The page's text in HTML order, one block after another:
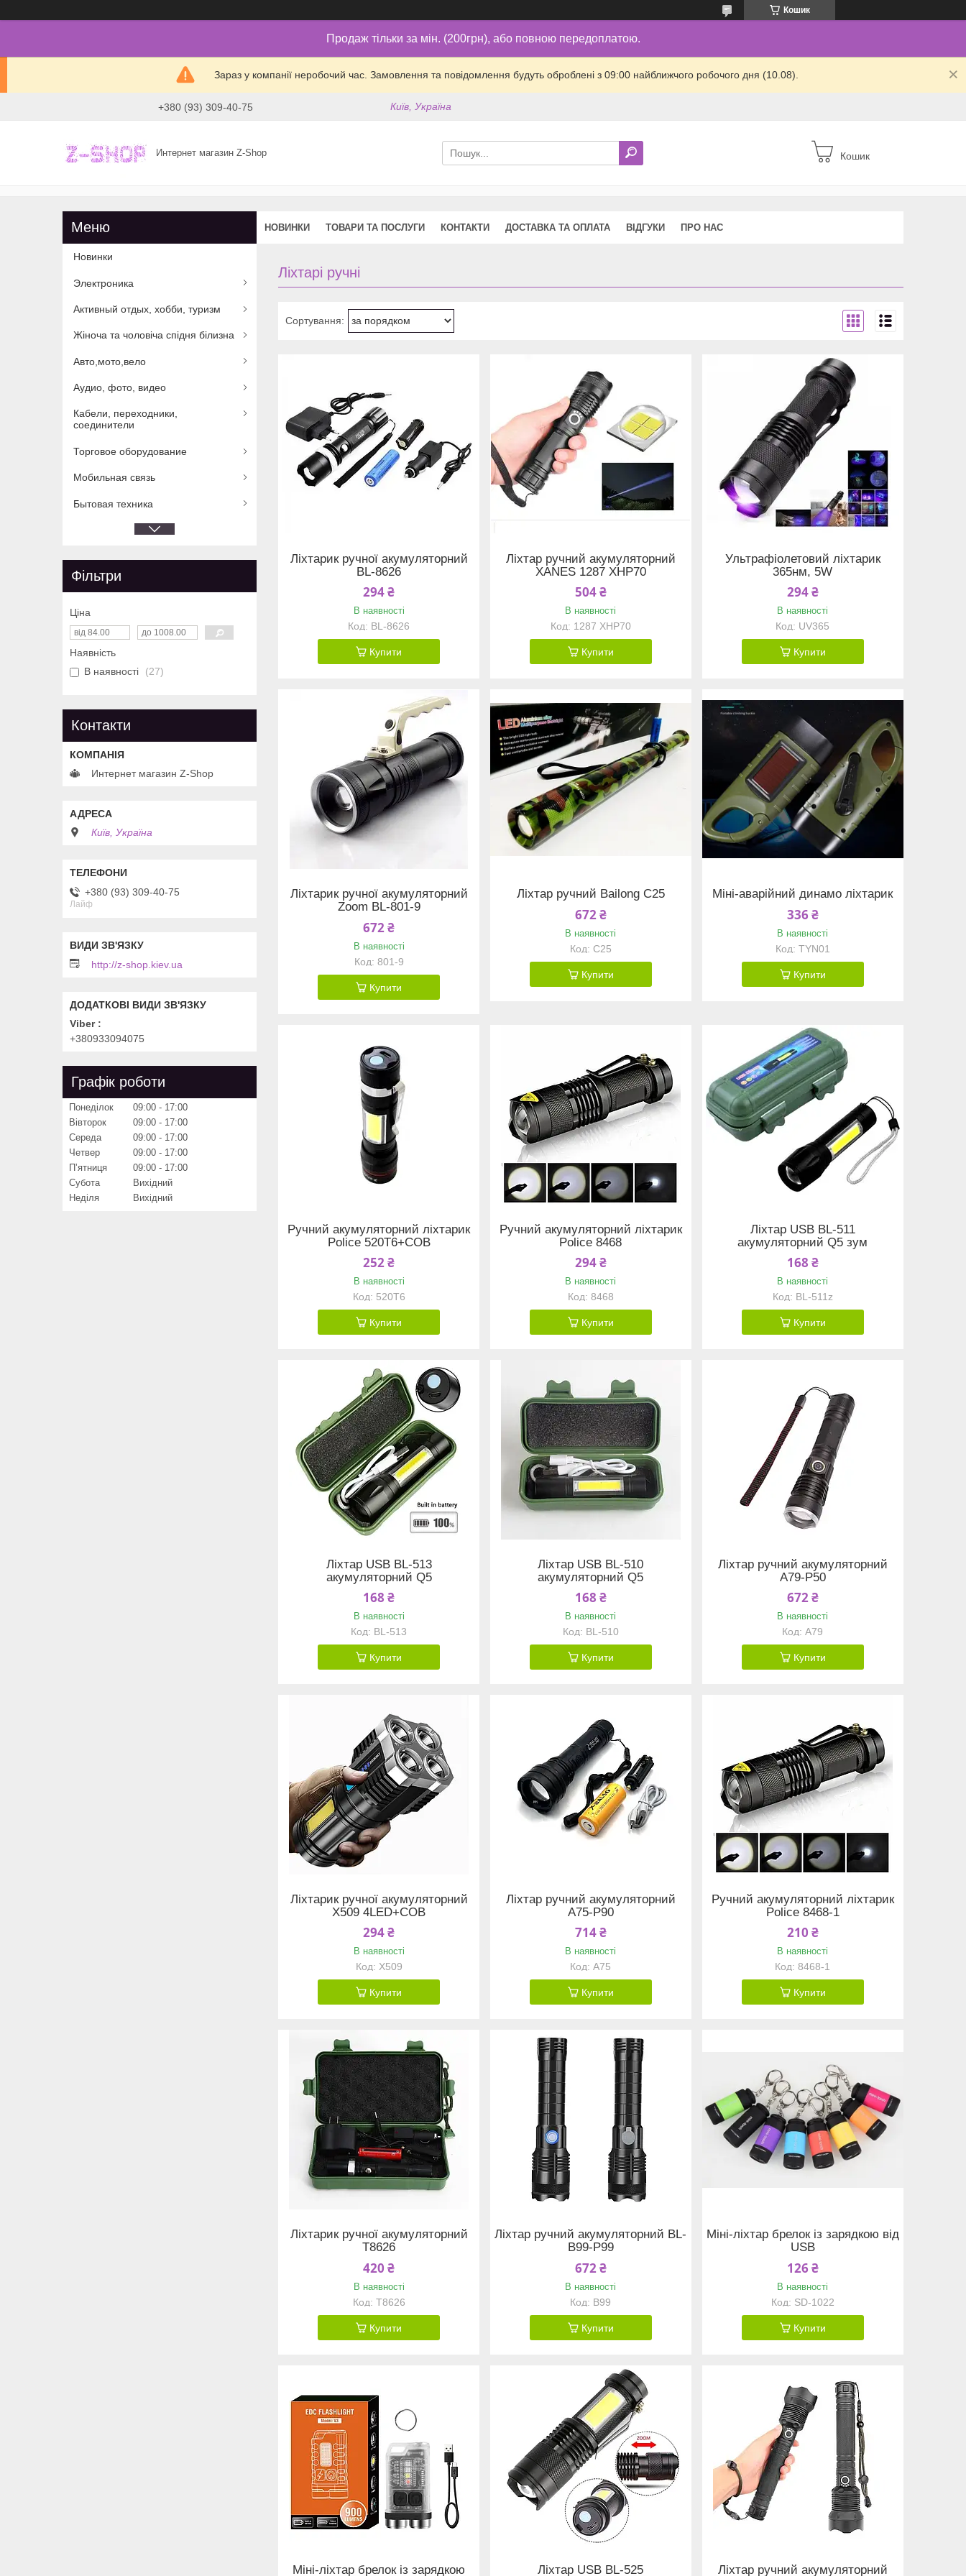
Кошик
Продаж тільки за мін. (200грн), або повною передоплатою.
Зараз у компанії неробочий час. Замовлення та повідомлення будуть оброблені з 09:00 найближчого робочого дня (10.08).
+380 (93) 309-40-75 Київ, Україна
Интернет магазин Z-Shop Кошик
НОВИНКИ ТОВАРИ ТА ПОСЛУГИ КОНТАКТИ ДОСТАВКА ТА ОПЛАТА ВІДГУКИ ПРО НАС
Ліхтарі ручні
Ліхтарик ручної акумуляторний
BL-8626
294 ₴
В наявності
BL-8626
Купити
Ліхтар ручний акумуляторний
XANES 1287 XHP70
504 ₴
В наявності
1287 XHP70
Купити
Ультрафіолетовий ліхтарик
365нм, 5W
294 ₴
В наявності
UV365
Купити
Ліхтарик ручної акумуляторний
Zoom BL-801-9
672 ₴
В наявності
801-9
Купити
Ліхтар ручний Bailong C25
672 ₴
В наявності
C25
Купити
Міні-аварійний динамо ліхтарик
336 ₴
В наявності
TYN01
Купити
Ручний акумуляторний ліхтарик
Police 520T6+COB
252 ₴
В наявності
520T6
Купити
Ручний акумуляторний ліхтарик
Police 8468
294 ₴
В наявності
8468
Купити
Ліхтар USB BL-511
акумуляторний Q5 зум
168 ₴
В наявності
BL-511z
Купити
Ліхтар USB BL-513
акумуляторний Q5
168 ₴
В наявності
BL-513
Купити
Ліхтар USB BL-510
акумуляторний Q5
168 ₴
В наявності
BL-510
Купити
Ліхтар ручний акумуляторний
A79-P50
672 ₴
В наявності
A79
Купити
Ліхтарик ручної акумуляторний
X509 4LED+COB
294 ₴
В наявності
X509
Купити
Ліхтар ручний акумуляторний
A75-P90
714 ₴
В наявності
A75
Купити
Ручний акумуляторний ліхтарик
Police 8468-1
210 ₴
В наявності
8468-1
Купити
Ліхтарик ручної акумуляторний
T8626
420 ₴
В наявності
T8626
Купити
Ліхтар ручний акумуляторний BL-
B99-P99
672 ₴
В наявності
B99
Купити
Міні-ліхтар брелок із зарядкою від
USB
126 ₴
В наявності
SD-1022
Купити
Міні-ліхтар брелок із зарядкою
Ліхтар USB BL-525
Ліхтар ручний акумуляторний
Новинки
Электроника
Активный отдых, хобби, туризм
Жіноча та чоловіча спідня білизна
Авто,мото,вело
Аудио, фото, видео
Кабели, переходники,
соединители
Торговое оборудование
Мобильная связь
Бытовая техника
Фільтри
Ціна
Наявність
В наявності
27
Контакти
Интернет магазин Z-Shop
Київ, Україна
+380 (93) 309-40-75
Лайф
http://z-shop.kiev.ua
Viber
+380933094075
Графік роботи
Понеділок 09:00
17:00
Вівторок
09:00
17:00
Середа
09:00
17:00
Четвер
09:00
17:00
Пʼятниця
09:00
17:00
Субота
Вихідний
Неділя
Вихідний